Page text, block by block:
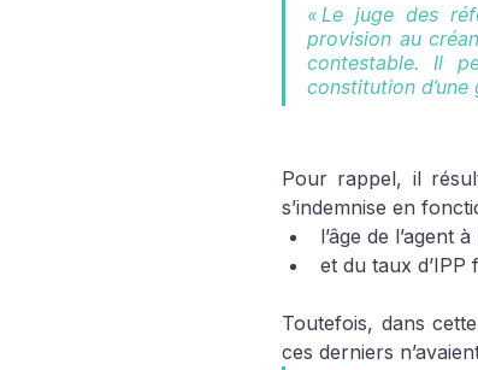
« Le juge des
provision au
contestable. Il
constitution d’une
Pour rappel, il
s’indemnise en
l’âge de l’agent
et du taux d’IPP
Toutefois, dans
ces derniers